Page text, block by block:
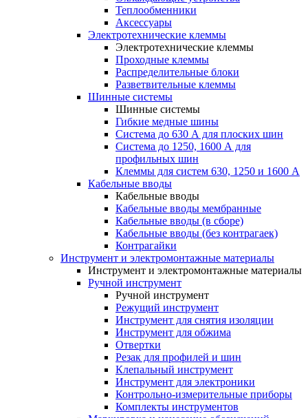
Теплообменники
Аксессуары
Электротехнические клеммы
Электротехнические клеммы
Проходные клеммы
Распределительные блоки
Разветвительные клеммы
Шинные системы
Шинные системы
Гибкие медные шины
Система до 630 А для плоских шин
Система до 1250, 1600 А для
профильных шин
Клеммы для систем 630, 1250 и 1600 А
Кабельные вводы
Кабельные вводы
Кабельные вводы мембранные
Кабельные вводы (в сборе)
Кабельные вводы (без контрагаек)
Контрагайки
Инструмент и электромонтажные материалы
Инструмент и электромонтажные материалы
Ручной инструмент
Ручной инструмент
Режущий инструмент
Инструмент для снятия изоляции
Инструмент для обжима
Отвертки
Резак для профилей и шин
Клепальный инструмент
Инструмент для электроники
Контрольно-измерительные приборы
Комплекты инструментов